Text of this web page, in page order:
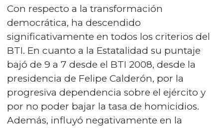
Con respecto a la transformación
democrática, ha descendido
significativamente en todos los criterios del
BTI. En cuanto a la Estatalidad su puntaje
bajó de 9 a 7 desde el BTI 2008, desde la
presidencia de Felipe Calderón, por la
progresiva dependencia sobre el ejército y
por no poder bajar la tasa de homicidios.
Además, influyó negativamente en la